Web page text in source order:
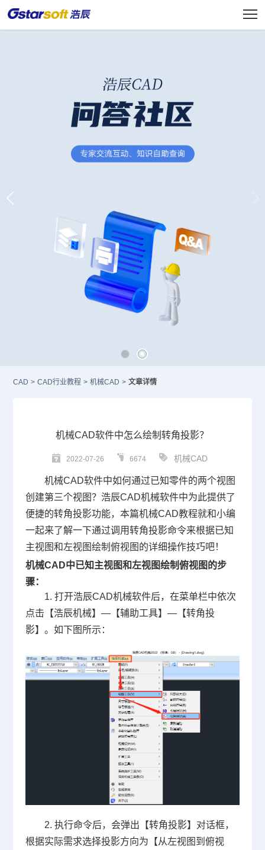
CAD > CAD行业教程 > 机械CAD > 文章详情
机械CAD软件中怎么绘制转角投影？
2022-07-26 6674 机械CAD
机械CAD软件中如何通过已知零件的两个视图
创建第三个视图？浩辰CAD机械软件中为此提供了
便捷的转角投影功能，本篇机械CAD教程就和小编
一起来了解一下通过调用转角投影命令来根据已知
主视图和左视图绘制俯视图的详细操作技巧吧！
机械CAD中已知主视图和左视图绘制俯视图的步
骤：
1. 打开浩辰CAD机械软件后，在菜单栏中依次
点击【浩辰机械】—【辅助工具】—【转角投
影】。如下图所示：
2. 执行命令后，会弹出【转角投影】对话框，
根据实际需求选择投影方向为【从左视图到俯视